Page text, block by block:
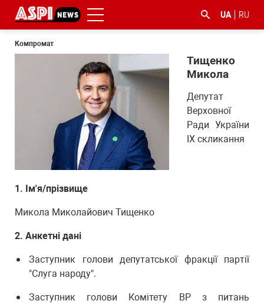
UA RU
Компромат
Тищенко
Микола
Депутат
Верховної
Ради України
ІX скликання
1. Ім'я/прізвище
Микола Миколайович Тищенко
2. Анкетні дані
Заступник голови депутатської фракції партії
"Слуга народу".
Заступник голови Комітету ВР з питань
#боротьба
корупцією
#ДФС #Київ #коронавірус